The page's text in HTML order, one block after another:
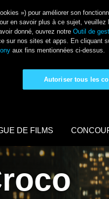
») pour améliorer son
en savoir plus à ce sujet, veuillez
donné, ouvrez notre Outil de
sur nos sites et apps. En
aux fins mentionnées ci-dessus.
Autoriser tous les
DE FILMS